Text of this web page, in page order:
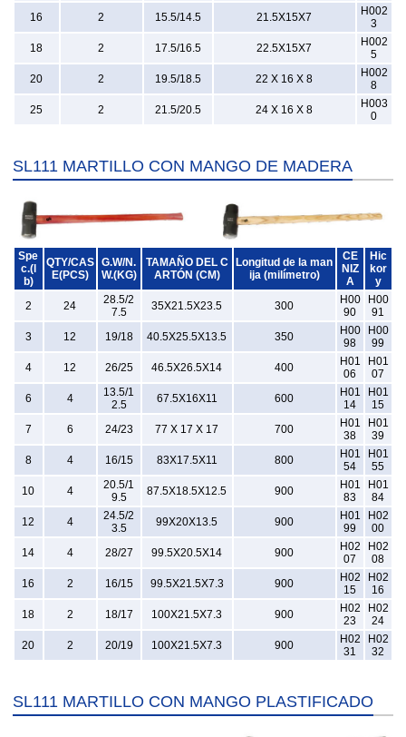
16
2 15.5/14.5 21.5X15X7
H002
3
18
2 17.5/16.5 22.5X15X7
H002
5
20
2 19.5/18.5 22 X 16 X 8
H002
8
25
2 21.5/20.5 24 X 16 X 8
H003
0
SL111 MARTILLO CON MANGO DE MADERA
Spe
c.(l
b)
QTY/CAS
E(PCS)
G.W/N.
W.(KG)
TAMAÑO DEL C
ARTÓN (CM)
Longitud de la man
ija (milímetro)
CE
NIZ
A
Hic
kor
y
2
24
28.5/2
7.5
35X21.5X23.5 300
H00
90
H00
91
3
12 19/18 40.5X25.5X13.5 350
H00
98
H00
99
4
12 26/25 46.5X26.5X14 400
H01
06
H01
07
6
4
13.5/1
2.5
67.5X16X11 600
H01
14
H01
15
7
6 24/23 77 X 17 X 17 700
H01
38
H01
39
8
4 16/15 83X17.5X11 800
H01
54
H01
55
10
4
20.5/1
9.5
87.5X18.5X12.5 900
H01
83
H01
84
12
4
24.5/2
3.5
99X20X13.5 900
H01
99
H02
00
14
4 28/27 99.5X20.5X14 900
H02
07
H02
08
16
2 16/15 99.5X21.5X7.3 900
H02
15
H02
16
18
2 18/17 100X21.5X7.3 900
H02
23
H02
24
20
2 20/19 100X21.5X7.3 900
H02
31
H02
32
SL111 MARTILLO CON MANGO PLASTIFICADO